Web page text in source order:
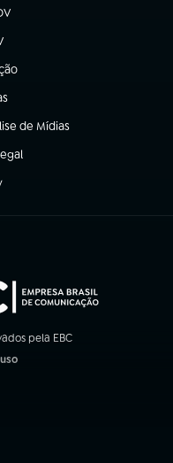
aba)
aba)
aba)
aba)
de Mídias
aba)
pela EBC
aba)